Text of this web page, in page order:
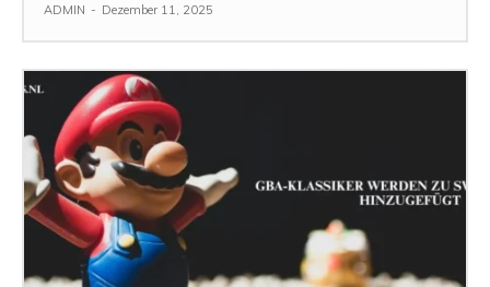
ADMIN - Dezember 11, 2025